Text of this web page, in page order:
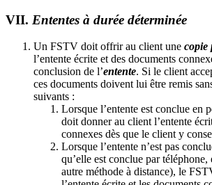
VII. Ententes à durée déterminée
Un FSTV doit offrir au client une copie
l’entente écrite et des documents
conclusion de l’entente. Si le client
ces documents doivent lui être remis
suivants :
Lorsque l’entente est conclue en
doit donner au client l’entente
connexes dès que le client y
Lorsque l’entente n’est pas
qu’elle est conclue par
autre méthode à distance), le